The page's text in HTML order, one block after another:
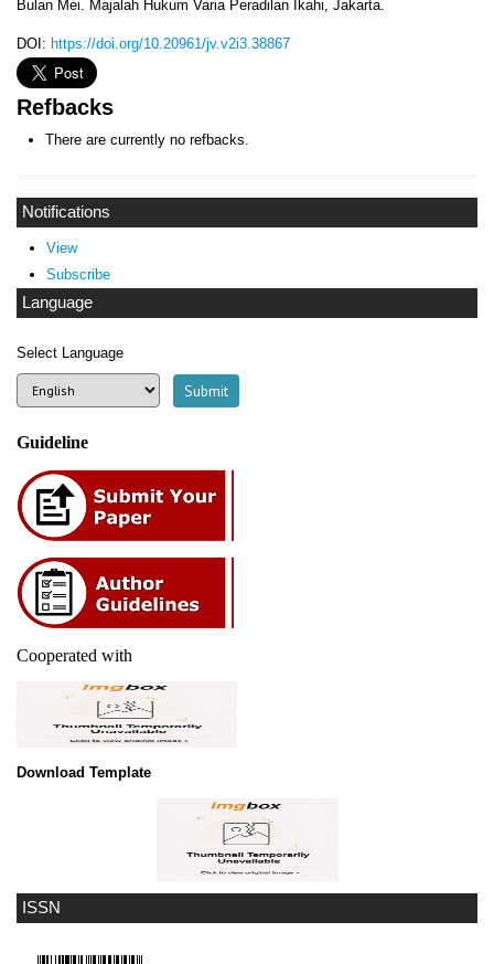
ISSN
Notifications
View
Subscribe
Language
Select Language
Guideline
Cooperated with
Download Template
Bulan Mei. Majalah Hukum Varia Peradilan Ikahi, Jakarta.
DOI: https://doi.org/10.20961/jv.v2i3.38867
Refbacks
There are currently no refbacks.